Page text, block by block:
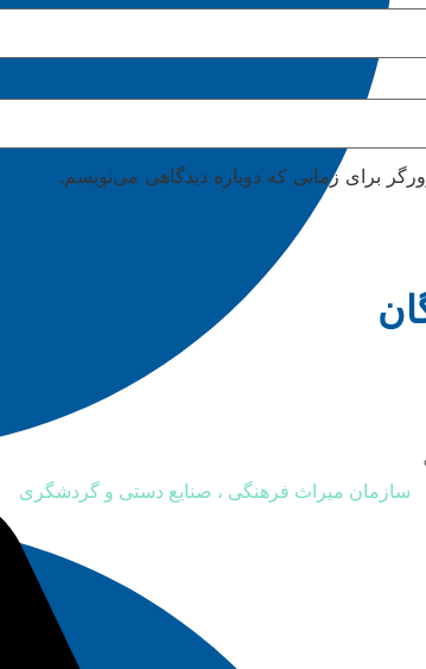
سازمان میراث فرهنگی ، صنایع دستی و گردشگری
برای زمانی که دوباره دیدگاهی می‌نویسم.